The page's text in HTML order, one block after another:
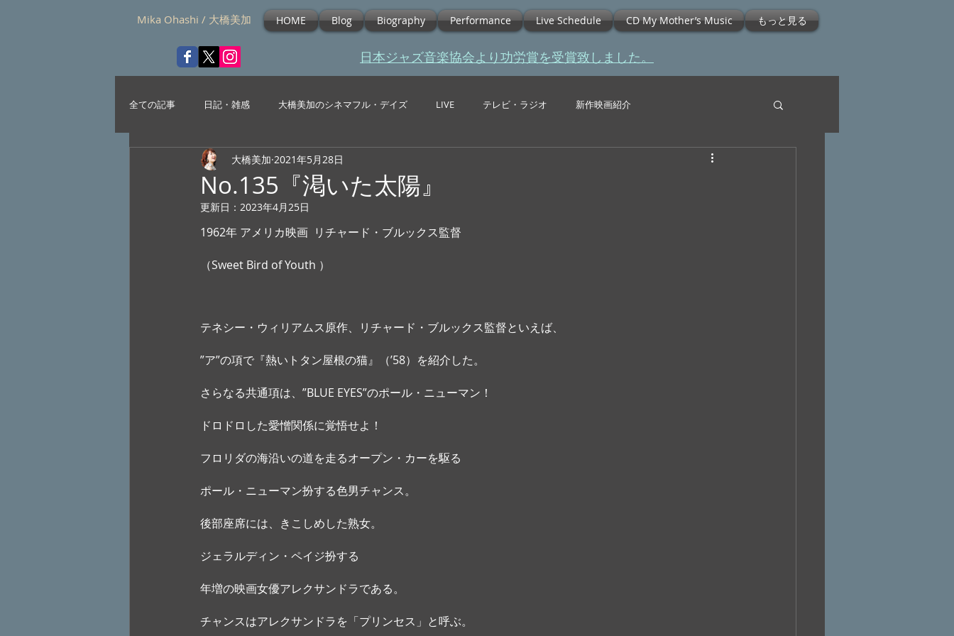
Mika Ohashi / 大橋美加 HOME Blog Biography Performance Live Schedule CD My Mother’s Music もっと見る
​日本ジャズ音楽協会より功労賞を受賞致しました。
全ての記事 日記・雑感 大橋美加のシネマフル・デイズ LIVE テレビ・ラジオ 新作映画紹介
No.135『渇いた太陽』
大橋美加 2021年5月28日
更新日： 2023年4月25日
1962年 アメリカ映画  リチャード・ブルックス監督
（Sweet Bird of Youth ）
テネシー・ウィリアムス原作、リチャード・ブルックス監督といえば、
”ア”の項で『熱いトタン屋根の猫』（’58）を紹介した。
さらなる共通項は、”BLUE EYES”のポール・ニューマン！
ドロドロした愛憎関係に覚悟せよ！
フロリダの海沿いの道を走るオープン・カーを駆る
ポール・ニューマン扮する色男チャンス。
後部座席には、きこしめした熟女。
ジェラルディン・ペイジ扮する
年増の映画女優アレクサンドラである。
チャンスはアレクサンドラを「プリンセス」と呼ぶ。